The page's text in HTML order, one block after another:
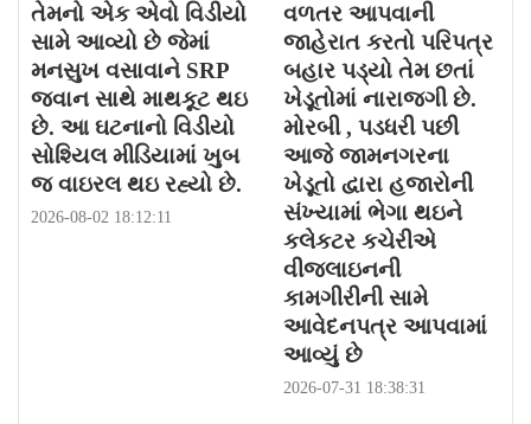
તેમનો એક એવો વિડીયો
સામે આવ્યો છે જેમાં
મનસુખ વસાવાને SRP
જવાન સાથે માથકૂટ થઇ
છે. આ ઘટનાનો વિડીયો
સોશ્યિલ મીડિયામાં ખુબ
જ વાઇરલ થઇ રહ્યો છે.
2026-08-02 18:12:11
વળતર આપવાની
જાહેરાત કરતો પરિપત્ર
બહાર પડ્યો તેમ છતાં
ખેડૂતોમાં નારાજગી છે.
મોરબી , પડધરી પછી
આજે જામનગરના
ખેડૂતો દ્વારા હજારોની
સંખ્યામાં ભેગા થઇને
કલેકટર કચેરીએ
વીજલાઇનની
કામગીરીની સામે
આવેદનપત્ર આપવામાં
આવ્યું છે
2026-07-31 18:38:31